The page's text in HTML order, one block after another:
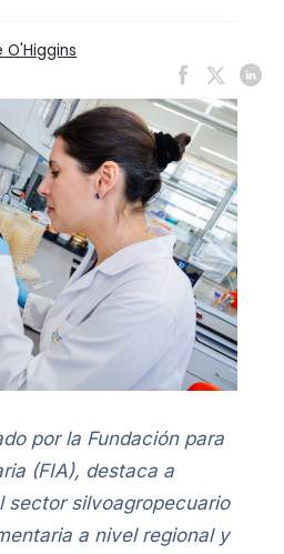
O'Higgins
por la Fundación para
(FIA), destaca a
sector silvoagropecuario
a nivel regional y